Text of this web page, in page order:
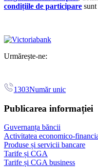
condițiile de participare
Urmărește-ne:
1303Număr unic
Publicarea informației
Guvernanța băncii
Activitatea economico-
Produse și servicii bancare
Tarife și CGA
Tarife și CGA business